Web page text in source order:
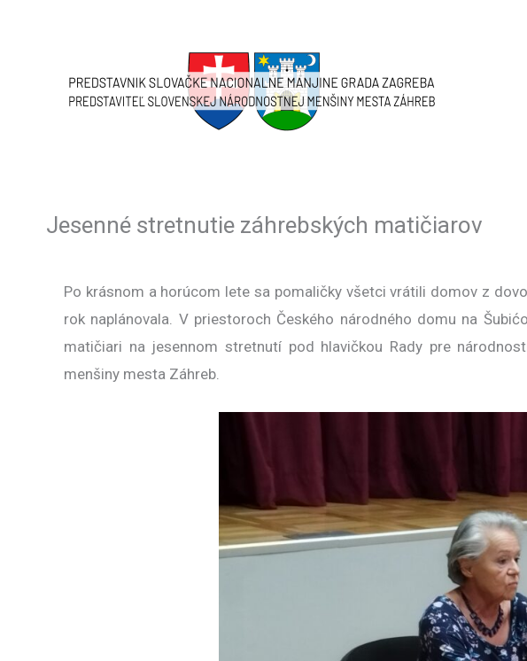
Jesenné stretnutie záhrebských matičiarov
Po krásnom a horúcom lete sa pomaličky všetci vrátili domov z
rok naplánovala. V priestoroch Českého národného domu na
matičiari na jesennom stretnutí pod hlavičkou Rady pre
menšiny mesta Záhreb.